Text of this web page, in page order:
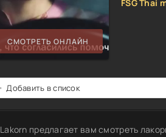
СМОТРЕТЬ ОНЛАЙН
FSG Thai
Добавить в список
Lakorn предлагает вам смотреть